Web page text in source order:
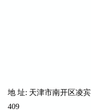
地 址: 天津市南开区凌
409